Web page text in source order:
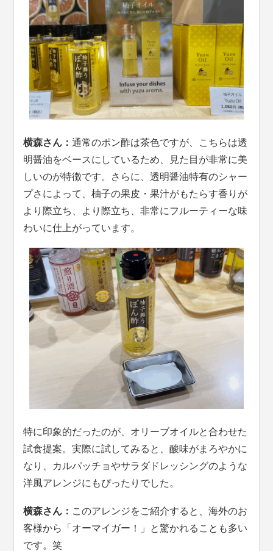
横森さん：通常のポン酢は茶色ですが、こちらは透
明醤油をベースにしているため、見た目が非常に美
しいのが特徴です。さらに、透明醤油特有のシャー
プさによって、柚子の果皮・果汁がもたらす香りが
より際立ち、より際立ち、非常にフルーティーな味
わいに仕上がっています。
特に印象的だったのが、オリーブオイルと合わせた
試食提案。実際に試してみると、酸味がまろやかに
なり、カルパッチョやサラダドレッシングのような
洋風アレンジにもぴったりでした。
横森さん： このアレンジをご紹介すると、海外のお
客様から「オーマイガー！」と驚かれることも多い
です。笑